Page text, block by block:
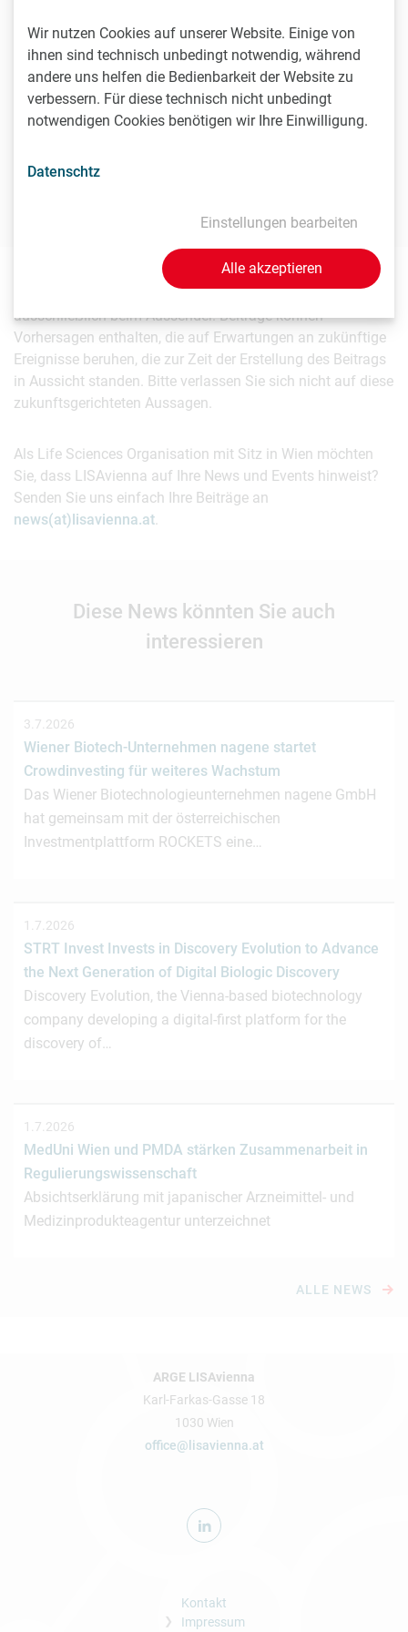
Kontakt
Peter Richter
Pharmig - Verband der pharmazeutischen Industrie
Österreichs, Head of Communication & PR
peter.richter@pharmig.at
Die inhaltliche Verantwortung für diesen Beitrag liegt
ausschließlich beim Aussender. Beiträge können
Vorhersagen enthalten, die auf Erwartungen an zukünftige
Ereignisse beruhen, die zur Zeit der Erstellung des Beitrags
in Aussicht standen. Bitte verlassen Sie sich nicht auf diese
zukunftsgerichteten Aussagen.
Als Life Sciences Organisation mit Sitz in Wien möchten
Sie, dass LISAvienna auf Ihre News und Events hinweist?
Senden Sie uns einfach Ihre Beiträge an
news(at)lisavienna.at.
Diese News könnten Sie auch
interessieren
3.7.2026
Wiener Biotech-Unternehmen nagene startet
Crowdinvesting für weiteres Wachstum
Das Wiener Biotechnologieunternehmen nagene GmbH
hat gemeinsam mit der österreichischen
Investmentplattform ROCKETS eine…
1.7.2026
STRT Invest Invests in Discovery Evolution to Advance
the Next Generation of Digital Biologic Discovery
Discovery Evolution, the Vienna-based biotechnology
company developing a digital-first platform for the
discovery of…
1.7.2026
MedUni Wien und PMDA stärken Zusammenarbeit in
Regulierungswissenschaft
Absichtserklärung mit japanischer Arzneimittel- und
Medizinprodukteagentur unterzeichnet
ALLE NEWS
ARGE LISAvienna
Karl-Farkas-Gasse 18
1030 Wien
office@lisavienna.at
Kontakt
Impressum
Wir nutzen Cookies auf unserer Website. Einige von
ihnen sind technisch unbedingt notwendig, während
andere uns helfen die Bedienbarkeit der Website zu
verbessern. Für diese technisch nicht unbedingt
notwendigen Cookies benötigen wir Ihre Einwilligung.
Datenschtz
Einstellungen bearbeiten
Alle akzeptieren